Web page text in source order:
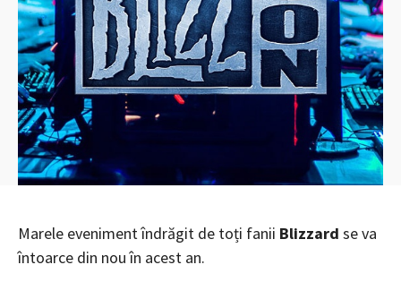
Marele eveniment îndrăgit de toți fanii Blizzard se va
întoarce din nou în acest an.